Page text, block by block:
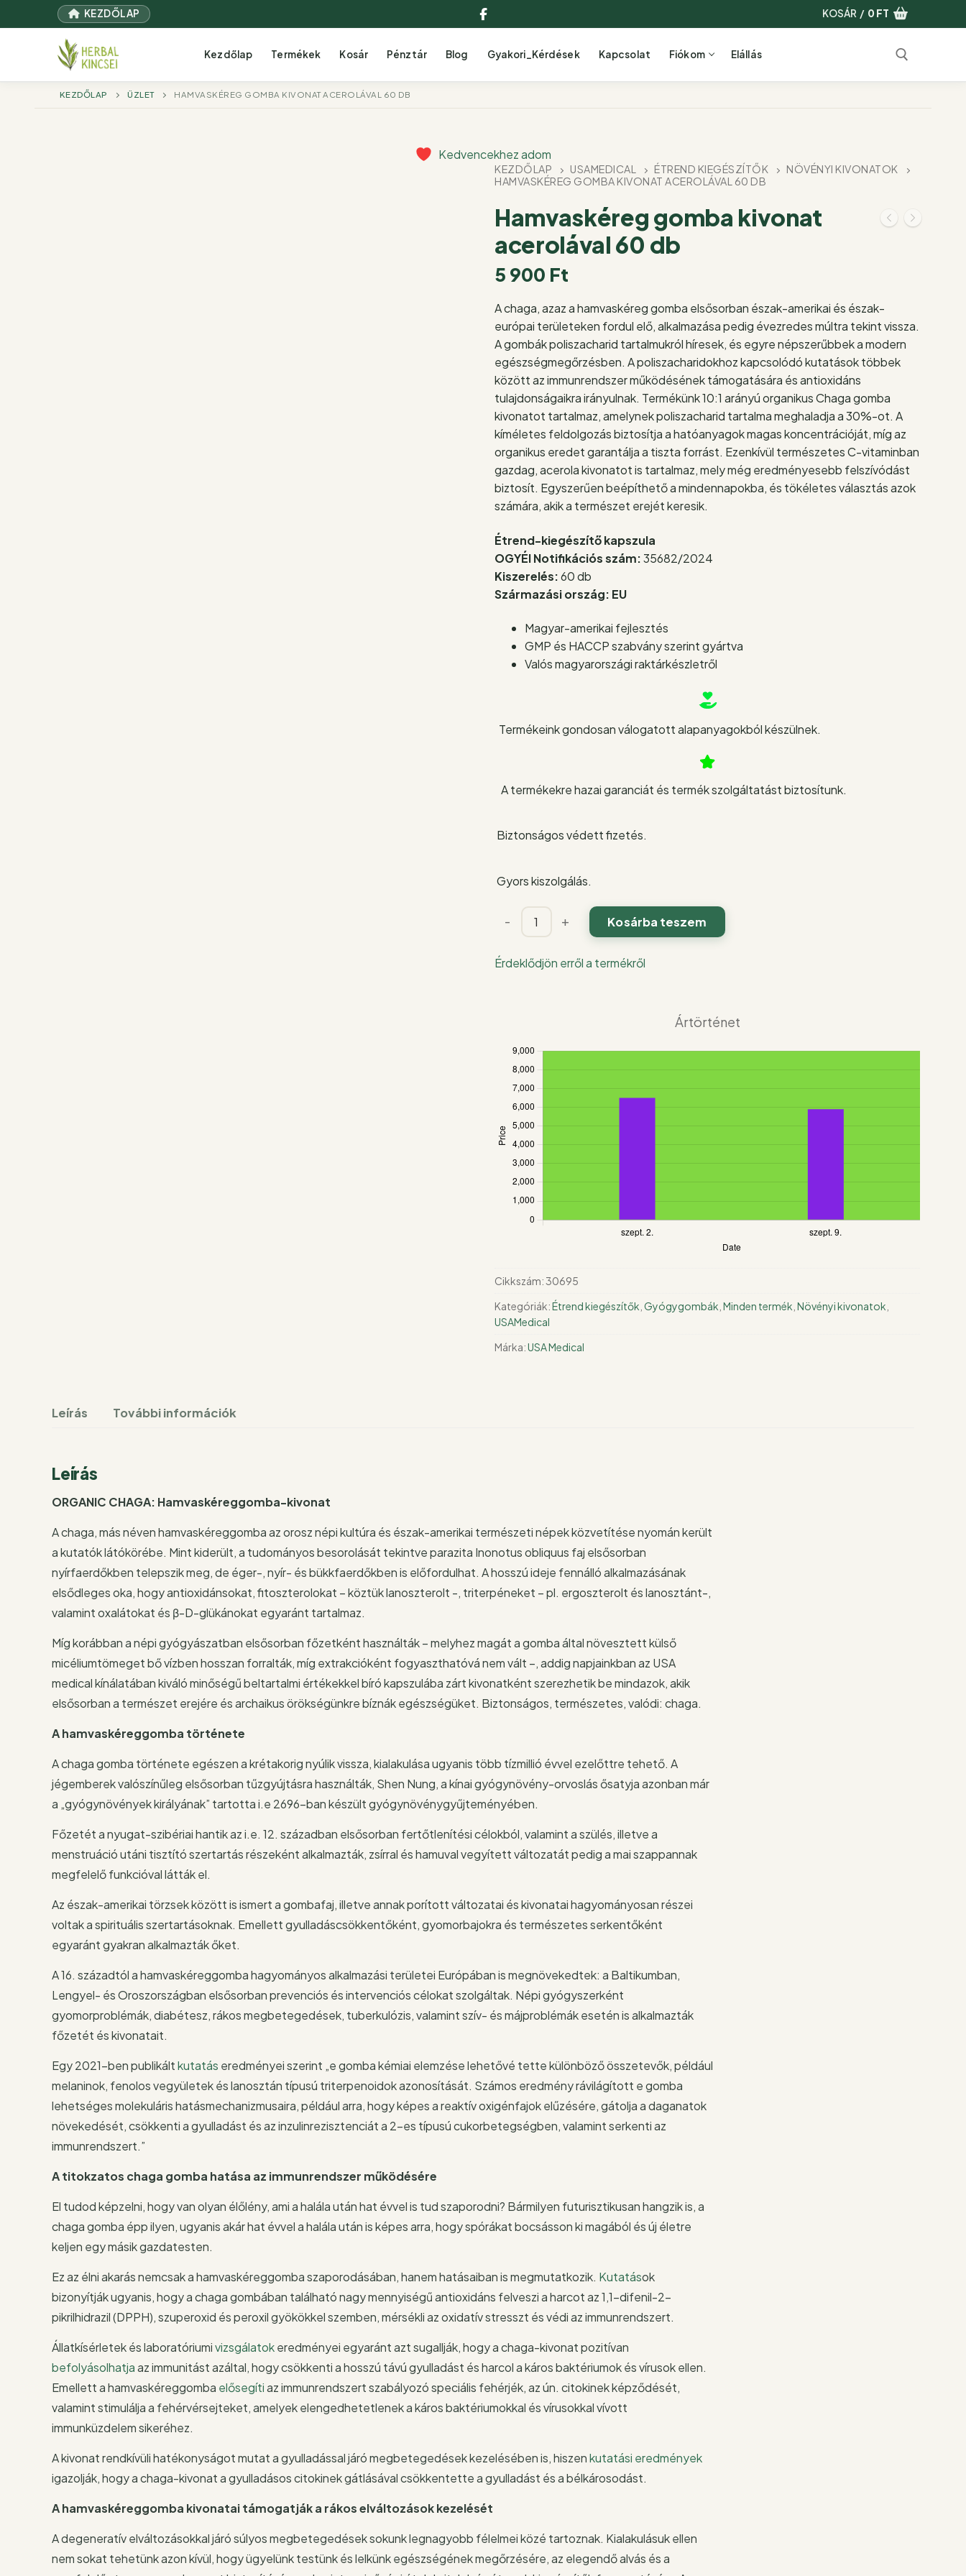
a
KEZDŐLAP
Facebook
KOSÁR / 0 FT
Kezdőlap Termékek Kosár Pénztár Blog Gyakori_Kérdések Kapcsolat Fiókom Elállás
KEZDŐLAP ÜZLET HAMVASKÉREG GOMBA KIVONAT ACEROLÁVAL 60 DB
Kedvencekhez adom
KEZDŐLAP USAMEDICAL ÉTREND KIEGÉSZÍTŐK
NÖVÉNYI KIVONATOK
HAMVASKÉREG GOMBA KIVONAT ACEROLÁVAL 60 DB
Hamvaskéreg gomba kivonat
acerolával 60 db
5 900 Ft
A chaga, azaz a hamvaskéreg gomba elsősorban észak-amerikai és észak-
európai területeken fordul elő, alkalmazása pedig évezredes múltra tekint vissza.
A gombák poliszacharid tartalmukról híresek, és egyre népszerűbbek a modern
egészségmegőrzésben. A poliszacharidokhoz kapcsolódó kutatások többek
között az immunrendszer működésének támogatására és antioxidáns
tulajdonságaikra irányulnak. Termékünk 10:1 arányú organikus Chaga gomba
kivonatot tartalmaz, amelynek poliszacharid tartalma meghaladja a 30%-ot. A
kíméletes feldolgozás biztosítja a hatóanyagok magas koncentrációját, míg az
organikus eredet garantálja a tiszta forrást. Ezenkívül természetes C-vitaminban
gazdag, acerola kivonatot is tartalmaz, mely még eredményesebb felszívódást
biztosít. Egyszerűen beépíthető a mindennapokba, és tökéletes választás azok
számára, akik a természet erejét keresik.
Étrend-kiegészítő kapszula
OGYÉI Notifikációs szám:35682/2024
Kiszerelés:60 db
Származási ország: EU
Magyar-amerikai fejlesztés
GMP és HACCP szabvány szerint gyártva
Valós magyarországi raktárkészletről
Termékeink gondosan válogatott alapanyagokból készülnek.
A termékekre hazai garanciát és termék szolgáltatást biztosítunk.
Biztonságos védett fizetés.
Gyors kiszolgálás.
Hamvaskéreg
acerolával
- + Kosárba teszem
Érdeklődjön erről a termékről
Ártörténet
Cikkszám:30695
Kategóriák:Étrend kiegészítők Gyógygombák Minden termék Növényi kivonatok
USAMedical
Márka:USA Medical
Leírás További információk
Leírás
ORGANIC CHAGA: Hamvaskéreggomba-kivonat
A chaga, más néven hamvaskéreggomba az orosz népi kultúra és észak-amerikai természeti népek közvetítése nyomán került
a kutatók látókörébe. Mint kiderült, a tudományos besorolását tekintve parazita Inonotus obliquus faj elsősorban
nyírfaerdőkben telepszik meg, de éger-, nyír- és bükkfaerdőkben is előfordulhat. A hosszú ideje fennálló alkalmazásának
elsődleges oka, hogy antioxidánsokat, fitoszterolokat – köztük lanoszterolt -, triterpéneket – pl. ergoszterolt és lanosztánt-,
valamint oxalátokat és β-D-glükánokat egyaránt tartalmaz.
Míg korábban a népi gyógyászatban elsősorban főzetként használták – melyhez magát a gomba által növesztett külső
micéliumtömeget bő vízben hosszan forralták, míg extrakcióként fogyaszthatóvá nem vált –, addig napjainkban az USA
medical kínálatában kiváló minőségű beltartalmi értékekkel bíró kapszulába zárt kivonatként szerezhetik be mindazok, akik
elsősorban a természet erejére és archaikus örökségünkre bíznák egészségüket. Biztonságos, természetes, valódi: chaga.
A hamvaskéreggomba története
A chaga gomba története egészen a krétakorig nyúlik vissza, kialakulása ugyanis több tízmillió évvel ezelőttre tehető. A
jégemberek valószínűleg elsősorban tűzgyújtásra használták, Shen Nung, a kínai gyógynövény-orvoslás ősatyja azonban már
a „gyógynövények királyának” tartotta i.e 2696-ban készült gyógynövénygyűjteményében.
Főzetét a nyugat-szibériai hantik az i.e. 12. században elsősorban fertőtlenítési célokból, valamint a szülés, illetve a
menstruáció utáni tisztító szertartás részeként alkalmazták, zsírral és hamuval vegyített változatát pedig a mai szappannak
megfelelő funkcióval látták el.
Az észak-amerikai törzsek között is ismert a gombafaj, illetve annak porított változatai és kivonatai hagyományosan részei
voltak a spirituális szertartásoknak. Emellett gyulladáscsökkentőként, gyomorbajokra és természetes serkentőként
egyaránt gyakran alkalmazták őket.
A 16. századtól a hamvaskéreggomba hagyományos alkalmazási területei Európában is megnövekedtek: a Baltikumban,
Lengyel- és Oroszországban elsősorban prevenciós és intervenciós célokat szolgáltak. Népi gyógyszerként
gyomorproblémák, diabétesz, rákos megbetegedések, tuberkulózis, valamint szív- és májproblémák esetén is alkalmazták
főzetét és kivonatait.
Egy 2021-ben publikáltkutatás eredményei szerint „e gomba kémiai elemzése lehetővé tette különböző összetevők, például
melaninok, fenolos vegyületek és lanosztán típusú triterpenoidok azonosítását. Számos eredmény rávilágított e gomba
lehetséges molekuláris hatásmechanizmusaira, például arra, hogy képes a reaktív oxigénfajok elűzésére, gátolja a daganatok
növekedését, csökkenti a gyulladást és az inzulinrezisztenciát a 2-es típusú cukorbetegségben, valamint serkenti az
immunrendszert.”
A titokzatos chaga gomba hatása az immunrendszer működésére
El tudod képzelni, hogy van olyan élőlény, ami a halála után hat évvel is tud szaporodni? Bármilyen futurisztikusan hangzik is, a
chaga gomba épp ilyen, ugyanis akár hat évvel a halála után is képes arra, hogy spórákat bocsásson ki magából és új életre
keljen egy másik gazdatesten.
Ez az élni akarás nemcsak a hamvaskéreggomba szaporodásában, hanem hatásaiban is megmutatkozik. Kutatások
bizonyítják ugyanis, hogy a chaga gombában található nagy mennyiségű antioxidáns felveszi a harcot az 1,1-difenil-2-
pikrilhidrazil (DPPH), szuperoxid és peroxil gyökökkel szemben, mérsékli az oxidatív stresszt és védi az immunrendszert.
Állatkísérletek és laboratóriumivizsgálatokeredményei egyaránt azt sugallják, hogy a chaga-kivonat pozitívan
befolyásolhatjaaz immunitást azáltal, hogy csökkenti a hosszú távú gyulladást és harcol a káros baktériumok és vírusok ellen.
Emellett a hamvaskéreggomba elősegítiaz immunrendszert szabályozó speciális fehérjék, az ún. citokinek képződését,
valamint stimulálja a fehérvérsejteket, amelyek elengedhetetlenek a káros baktériumokkal és vírusokkal vívott
immunküzdelem sikeréhez.
A kivonat rendkívüli hatékonyságot mutat a gyulladással járó megbetegedések kezelésében is, hiszenkutatási eredmények
igazolják, hogy a chaga-kivonat a gyulladásos citokinek gátlásával csökkentette a gyulladást és a bélkárosodást.
A hamvaskéreggomba kivonatai támogatják a rákos elváltozások kezelését
A degeneratív elváltozásokkal járó súlyos megbetegedések sokunk legnagyobb félelmei közé tartoznak. Kialakulásuk ellen
nem sokat tehetünk azon kívül, hogy ügyelünk testünk és lelkünk egészségének megőrzésére, az elegendő alvás és a